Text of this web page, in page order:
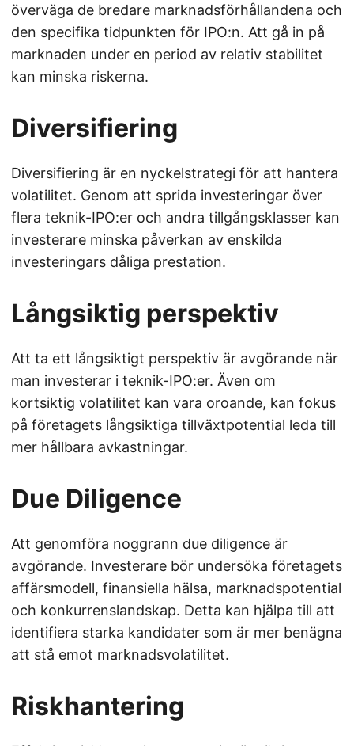
överväga de bredare marknadsförhållandena och
den specifika tidpunkten för IPO:n. Att gå in på
marknaden under en period av relativ stabilitet
kan minska riskerna.
Diversifiering
Diversifiering är en nyckelstrategi för att hantera
volatilitet. Genom att sprida investeringar över
flera teknik-IPO:er och andra tillgångsklasser kan
investerare minska påverkan av enskilda
investeringars dåliga prestation.
Långsiktig perspektiv
Att ta ett långsiktigt perspektiv är avgörande när
man investerar i teknik-IPO:er. Även om
kortsiktig volatilitet kan vara oroande, kan fokus
på företagets långsiktiga tillväxtpotential leda till
mer hållbara avkastningar.
Due Diligence
Att genomföra noggrann due diligence är
avgörande. Investerare bör undersöka företagets
affärsmodell, finansiella hälsa, marknadspotential
och konkurrenslandskap. Detta kan hjälpa till att
identifiera starka kandidater som är mer benägna
att stå emot marknadsvolatilitet.
Riskhantering